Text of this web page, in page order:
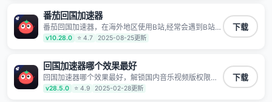
番茄回国加速器
番茄回国加速器，在海外地区使用B站,经常会遇到B站地
区版权限制/网络IP屏蔽,缓冲卡顿等问题,使用我们的哔
哩哔哩专用回国VPN,可加速解决各类网络问题,一键网络
7*24小时服务。
v10.28.0 ⭐ 4.7 2025-08-25更新
下载
回国加速器哪个效果最好
回国加速器哪个效果最好，解锁国内音乐视频版权限制.
刷剧不卡，高清秒开. 有效降低国服游戏延迟. 提升国内
主流应用访问速度 ; 独创加速黑科技 · 海量边缘. 动态多
v28.5.0 ⭐ 4.9 2025-02-28更新
下载